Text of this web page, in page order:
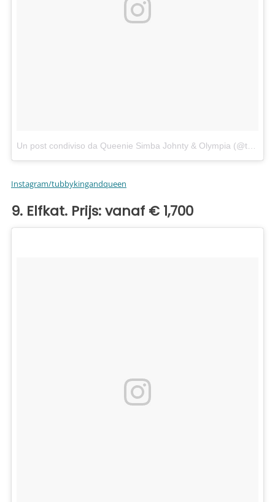
Un post condiviso da Queenie Simba Johnty & Olympia (@tubbykingandqueen)
Instagram/tubbykingandqueen
9. Elfkat. Prijs: vanaf € 1,700